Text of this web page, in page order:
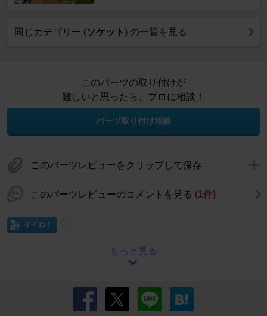
同じカテゴリー (ソケット) の一覧を見る
このパーツの取り付けが
難しいと思ったら、プロに相談！
パーツ取り付け相談
このパーツレビューをクリップして保存
このパーツレビューのコメントを見る (1件)
イイね！
もっと見る